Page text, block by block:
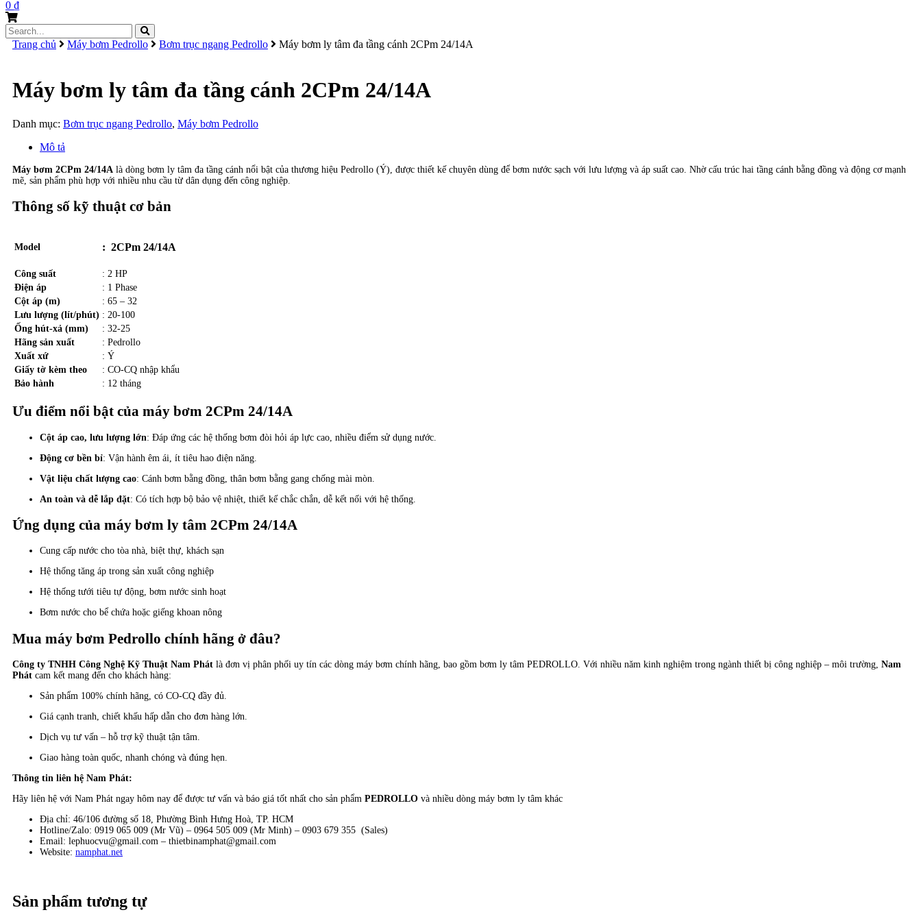
0 ₫
Search
for:Trang chủ Máy bơm Pedrollo Bơm trục ngang Pedrollo Máy bơm ly tâm đa tầng cánh 2CPm 24/14A
Máy bơm ly tâm đa tầng cánh 2CPm 24/14A
Danh mục: Bơm trục ngang Pedrollo, Máy bơm Pedrollo
Mô tả
Máy bơm 2CPm 24/14A là dòng bơm ly tâm đa tầng cánh nổi bật của thương hiệu Pedrollo (Ý), được thiết kế chuyên dùng để bơm nước sạch với lưu lượng và áp suất cao. Nhờ cấu trúc hai tầng cánh bằng đồng và động cơ mạnh
mẽ, sản phẩm phù hợp với nhiều nhu cầu từ dân dụng đến công nghiệp.
Thông số kỹ thuật cơ bản
Model : 2CPm 24/14A
Công suất
: 2 HP
Điện áp
: 1 Phase
Cột áp (m)
: 65 – 32
Lưu lượng (lít/phút) : 20-100
Ống hút-xả (mm)
: 32-25
Hãng sản xuất
: Pedrollo
Xuất xứ
: Ý
Giấy tờ kèm theo
: CO-CQ nhập khẩu
Bảo hành
: 12 tháng
Ưu điểm nổi bật của máy bơm 2CPm 24/14A
Cột áp cao, lưu lượng lớn: Đáp ứng các hệ thống bơm đòi hỏi áp lực cao, nhiều điểm sử dụng nước.
Động cơ bền bỉ: Vận hành êm ái, ít tiêu hao điện năng.
Vật liệu chất lượng cao: Cánh bơm bằng đồng, thân bơm bằng gang chống mài mòn.
An toàn và dễ lắp đặt: Có tích hợp bộ bảo vệ nhiệt, thiết kế chắc chắn, dễ kết nối với hệ thống.
Ứng dụng của máy bơm ly tâm 2CPm 24/14A
Cung cấp nước cho tòa nhà, biệt thự, khách sạn
Hệ thống tăng áp trong sản xuất công nghiệp
Hệ thống tưới tiêu tự động, bơm nước sinh hoạt
Bơm nước cho bể chứa hoặc giếng khoan nông
Mua máy bơm Pedrollo chính hãng ở đâu?
Công ty TNHH Công Nghệ Kỹ Thuật Nam Phát là đơn vị phân phối uy tín các dòng máy bơm chính hãng, bao gồm bơm ly tâm PEDROLLO. Với nhiều năm kinh nghiệm trong ngành thiết bị công nghiệp – môi trường, Nam
Phát cam kết mang đến cho khách hàng:
Sản phẩm 100% chính hãng, có CO-CQ đầy đủ.
Giá cạnh tranh, chiết khấu hấp dẫn cho đơn hàng lớn.
Dịch vụ tư vấn – hỗ trợ kỹ thuật tận tâm.
Giao hàng toàn quốc, nhanh chóng và đúng hẹn.
Thông tin liên hệ Nam Phát:
Hãy liên hệ với Nam Phát ngay hôm nay để được tư vấn và báo giá tốt nhất cho sản phẩm PEDROLLO và nhiều dòng máy bơm ly tâm khác
Địa chỉ: 46/106 đường số 18, Phường Bình Hưng Hoà, TP. HCM
Hotline/Zalo: 0919 065 009 (Mr Vũ) – 0964 505 009 (Mr Minh) – 0903 679 355 (Sales)
Email: lephuocvu@gmail.com – thietbinamphat@gmail.com
Website: namphat.net
Sản phẩm tương tự